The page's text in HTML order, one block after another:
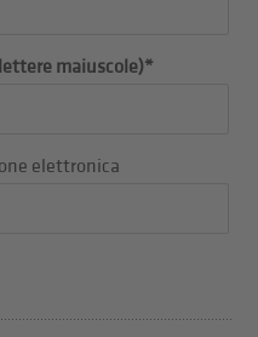
maiuscole)*
elettronica